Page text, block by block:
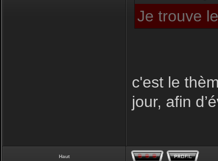
Je trouve
c'est le
jour, afin
Haut